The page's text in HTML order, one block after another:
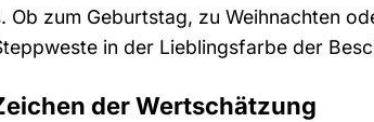
Ob zum Geburtstag, zu Weihnachten
in der Lieblingsfarbe der
der Wertschätzung